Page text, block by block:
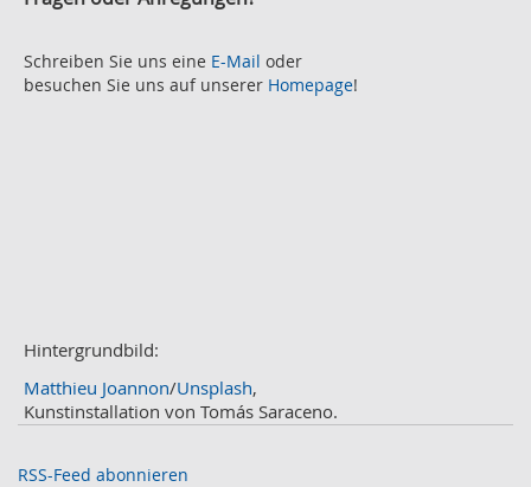
2
August 2
Juli 2
November 2
Oktober
September 2
August
Schreiben Sie uns eine E-Mail oder
besuchen Sie uns auf unserer Homepage!
Hintergrundbild:
Matthieu Joannon/Unsplash,
Kunstinstallation von Tomás Saraceno.
RSS-Feed abonnieren